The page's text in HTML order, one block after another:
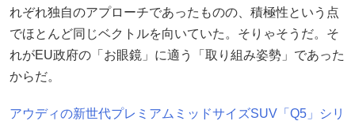
れぞれ独自のアプローチであったものの、積極性という点
でほとんど同じベクトルを向いていた。そりゃそうだ。そ
れがEU政府の「お眼鏡」に適う「取り組み姿勢」であった
からだ。
アウディの新世代プレミアムミッドサイズSUV「Q5」シリ